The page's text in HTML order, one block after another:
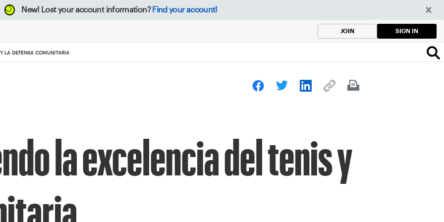
New! Lost your account information? Find your account!
JOIN SIGN IN
LA DEFENSA COMUNITARIA
la excelencia del tenis y